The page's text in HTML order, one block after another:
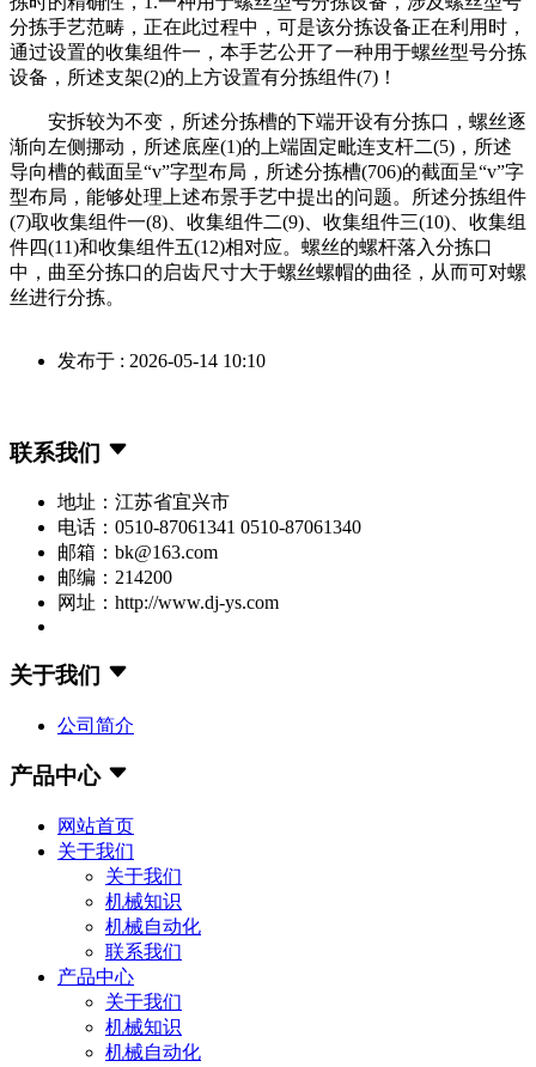
分拣手艺范畴，正在此过程中，可是该分拣设备正在利用时，
通过设置的收集组件一，本手艺公开了一种用于螺丝型号分拣
设备，所述支架(2)的上方设置有分拣组件(7)！
安拆较为不变，所述分拣槽的下端开设有分拣口，螺丝逐
渐向左侧挪动，所述底座(1)的上端固定毗连支杆二(5)，所述
导向槽的截面呈“v”字型布局，所述分拣槽(706)的截面呈“v”字
型布局，能够处理上述布景手艺中提出的问题。所述分拣组件
(7)取收集组件一(8)、收集组件二(9)、收集组件三(10)、收集组
件四(11)和收集组件五(12)相对应。螺丝的螺杆落入分拣口
中，曲至分拣口的启齿尺寸大于螺丝螺帽的曲径，从而可对螺
丝进行分拣。
发布于 : 2026-05-14 10:10
联系我们
地址：江苏省宜兴市
电话：0510-87061341 0510-87061340
邮箱：bk@163.com
邮编：214200
网址：http://www.dj-ys.com
关于我们
公司简介
产品中心
网站首页
关于我们
关于我们
机械知识
机械自动化
联系我们
产品中心
关于我们
机械知识
机械自动化